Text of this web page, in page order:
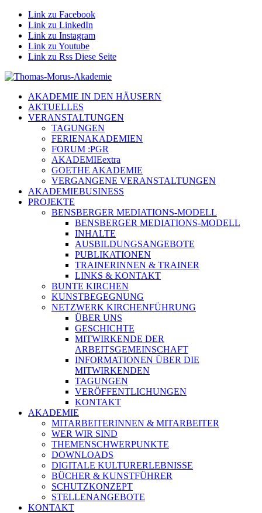
Link zu Facebook
Link zu LinkedIn
Link zu Instagram
Link zu Youtube
Link zu Rss Diese Seite
AKADEMIE IN DEN HÄUSERN
AKTUELLES
VERANSTALTUNGEN
TAGUNGEN
FERIENAKADEMIEN
FORUM :PGR
AKADEMIEextra
GOETHE AKADEMIE
VERGANGENE VERANSTALTUNGEN
AKADEMIEBUSINESS
PROJEKTE
BENSBERGER MEDIATIONS-MODELL
BENSBERGER MEDIATIONS-MODELL
INHALTE
AUSBILDUNGSANGEBOTE
PUBLIKATIONEN
TRAINERINNEN & TRAINER
LINKS & KONTAKT
BUNTE KIRCHEN
KUNSTBEGEGNUNG
NETZWERK KIRCHENFÜHRUNG
ÜBER UNS
GESCHICHTE
MITWIRKENDE DER
ARBEITSGEMEINSCHAFT
INFORMATIONEN ÜBER DIE
MITWIRKENDEN
TAGUNGEN
VERÖFFENTLICHUNGEN
KONTAKT
AKADEMIE
MITARBEITERINNEN & MITARBEITER
WER WIR SIND
THEMENSCHWERPUNKTE
DOWNLOADS
DIGITALE KULTURERLEBNISSE
BÜCHER & KUNSTFÜHRER
SCHUTZKONZEPT
STELLENANGEBOTE
KONTAKT